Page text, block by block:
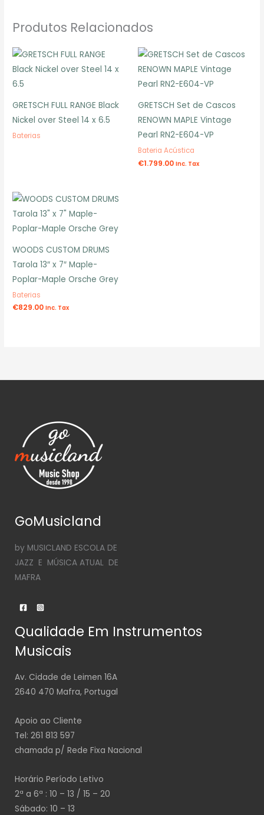
Produtos Relacionados
GRETSCH FULL RANGE Black
Nickel over Steel 14 x 6.5
Baterias
GRETSCH Set de Cascos
RENOWN MAPLE Vintage
Pearl RN2-E604-VP
Bateria Acústica
€1.799.00 Inc. Tax
WOODS CUSTOM DRUMS
Tarola 13″ x 7″ Maple-
Poplar-Maple Orsche Grey
Baterias
€829.00 Inc. Tax
GoMusicland
by MUSICLAND ESCOLA DE
JAZZ E MÚSICA ATUAL DE
MAFRA
Qualidade Em Instrumentos
Musicais
Av. Cidade de Leimen 16A
2640 470 Mafra, Portugal
Apoio ao Cliente
Tel: 261 813 597
chamada p/ Rede Fixa Nacional
Horário Período Letivo
2ª a 6ª : 10 – 13 / 15 – 20
Sábado: 10 – 13